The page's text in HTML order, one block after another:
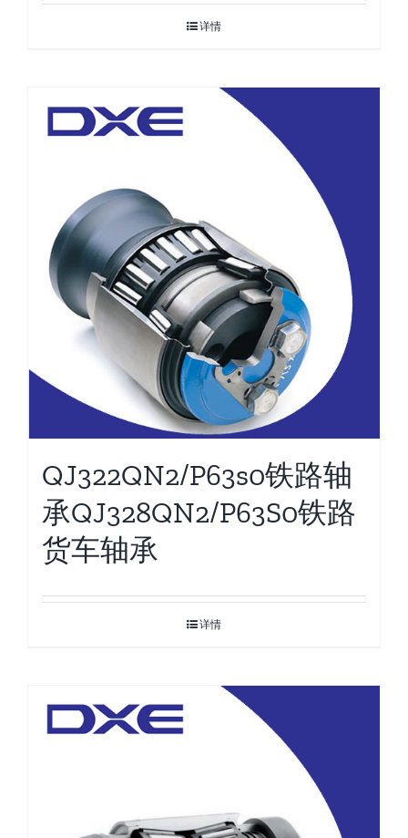
详情
QJ322QN2/P63s0铁路轴
承QJ328QN2/P63S0铁路
货车轴承
详情